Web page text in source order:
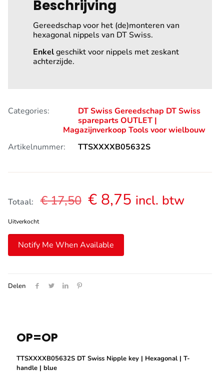
Beschrijving
Gereedschap voor het (de)monteren van
hexagonal nippels van DT Swiss.
Enkelgeschikt voor nippels met zeskant
achterzijde.
Categories: DT Swiss Gereedschap DT Swiss
spareparts OUTLET |
Magazijnverkoop Tools voor wielbouw
Artikelnummer:
TTSXXXXB05632S
Totaal: €17,50 Oorspronkelijke
was:
€ 17,50.
€8,75Huidige
incl. btw
Uitverkocht
Notify Me When Available
Delen
OP=OP
TTSXXXXB05632S DT Swiss Nipple key | Hexagonal | T-
handle | blue